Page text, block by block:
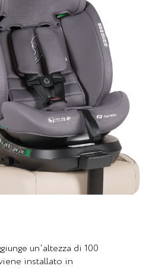
un'altezza di 100
installato in